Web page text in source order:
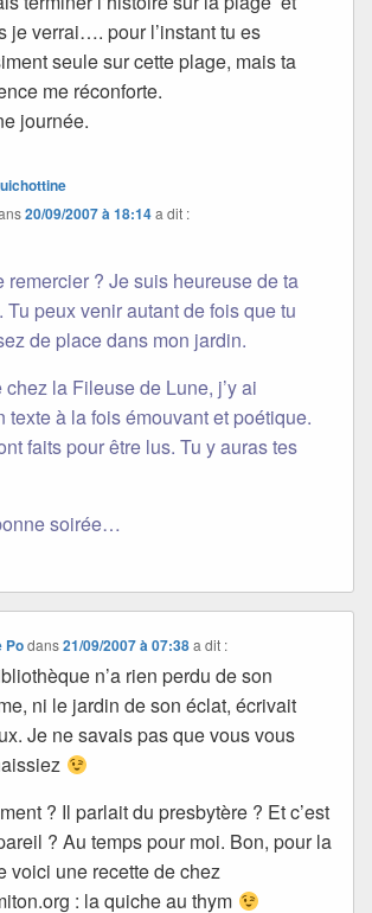
je verrai…. pour l’instant tu es
seule sur cette plage, mais ta
me réconforte.
journée.
20/09/2007 à 18:14a dit :
remercier ? Je suis heureuse de ta
Tu peux venir autant de fois que tu
de place dans mon jardin.
la Fileuse de Lune, j’y ai
texte à la fois émouvant et poétique.
faits pour être lus. Tu y auras tes
soirée…
Podans21/09/2007 à 07:38 a dit :
n’a rien perdu de son
ni le jardin de son éclat, écrivait
Je ne savais pas que vous vous
? Il parlait du presbytère ? Et c’est
? Au temps pour moi. Bon, pour la
voici une recette de chez
: la quiche au thym